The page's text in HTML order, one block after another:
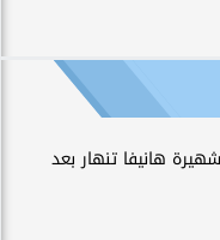
هانيفا تنهار بعد